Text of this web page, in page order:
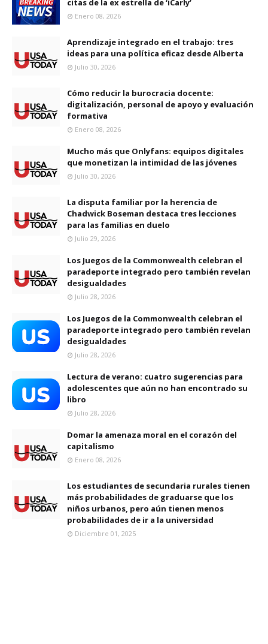
citas de la ex estrella de ‘iCarly’
Enero 08, 2026
Aprendizaje integrado en el trabajo: tres
ideas para una política eficaz desde Alberta
Julio 30, 2026
Cómo reducir la burocracia docente:
digitalización, personal de apoyo y evaluación
formativa
Enero 08, 2026
Mucho más que Onlyfans: equipos digitales
que monetizan la intimidad de las jóvenes
Julio 30, 2026
La disputa familiar por la herencia de
Chadwick Boseman destaca tres lecciones
para las familias en duelo
Julio 29, 2026
Los Juegos de la Commonwealth celebran el
paradeporte integrado pero también revelan
desigualdades
Julio 28, 2026
Los Juegos de la Commonwealth celebran el
paradeporte integrado pero también revelan
desigualdades
Julio 28, 2026
Lectura de verano: cuatro sugerencias para
adolescentes que aún no han encontrado su
libro
Julio 28, 2026
Domar la amenaza moral en el corazón del
capitalismo
Enero 08, 2026
Los estudiantes de secundaria rurales tienen
más probabilidades de graduarse que los
niños urbanos, pero aún tienen menos
probabilidades de ir a la universidad
Diciembre 01, 2025